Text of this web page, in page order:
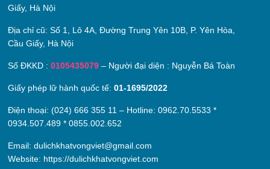
Giấy, Hà Nội
Địa chỉ cũ:Số 1, Lô 4A, Đường Trung Yên 10B, P. Yên Hòa,
Cầu Giấy, Hà Nội
Số ĐKKD :0105435079 – Người đại diện : Nguyễn Bá Toàn
Giấy phép lữ hành quốc tế:01-1695/2022
Điện thoại: (024) 666 355 11 – Hotline:0962.70.5533 *
0934.507.489 *0855.002.652
Email:dulichkhatvongviet@gmail.com
Website: https://dulichkhatvongviet.com